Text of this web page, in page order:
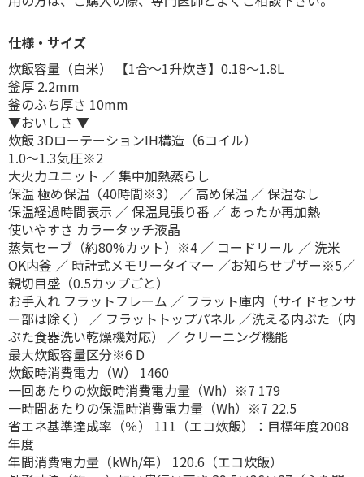
仕様・サイズ
炊飯容量（白米） 【1合～1升炊き】0.18～1.8L
釜厚 2.2mm
釜のふち厚さ 10mm
▼おいしさ ▼
炊飯 3DローテーションIH構造（6コイル）
1.0～1.3気圧※2
大火力ユニット ／ 集中加熱蒸らし
保温 極め保温（40時間※3） ／ 高め保温 ／ 保温なし
保温経過時間表示 ／ 保温見張り番 ／ あったか再加熱
使いやすさ カラータッチ液晶
蒸気セーブ（約80%カット）※4 ／ コードリール ／ 洗米
OK内釜 ／ 時計式メモリータイマー ／お知らせブザー※5／
親切目盛（0.5カップごと）
お手入れ フラットフレーム ／ フラット庫内（サイドセンサ
ー部は除く） ／ フラットトップパネル ／洗える内ぶた（内
ぶた食器洗い乾燥機対応） ／ クリーニング機能
最大炊飯容量区分※6 D
炊飯時消費電力（W） 1460
一回あたりの炊飯時消費電力量（Wh）※7 179
一時間あたりの保温時消費電力量（Wh）※7 22.5
省エネ基準達成率（％） 111（エコ炊飯）：目標年度2008
年度
年間消費電力量（kWh/年） 120.6（エコ炊飯）